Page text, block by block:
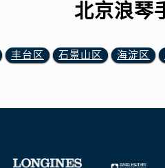
北京浪琴
丰台区 石景山区 海淀区